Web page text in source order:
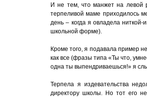
И не тем, что манжет на левой
терпеливой маме приходилось
день – когда я овладела
школьной форме).
Кроме того, я подавала пример
как все (фразы типа «Ты что,
одна ты выпендриваешься!» я
Терпела я издевательства
директору школы. Но тот его